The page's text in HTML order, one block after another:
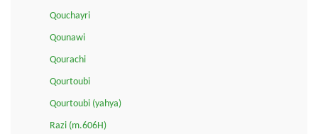
Qouchayri
Qounawi
Qourachi
Qourtoubi
Qourtoubi (yahya)
Razi (m.606H)